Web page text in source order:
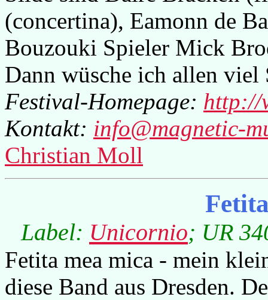
(concertina), Eamonn de
Bouzouki Spieler Mick
Dann wüsche ich allen viel
Festival-Homepage: http://
Kontakt: info@magnetic-
Christian Moll
Label: Unicornio; UR
Fetita mea mica - mein
diese Band aus Dresden.